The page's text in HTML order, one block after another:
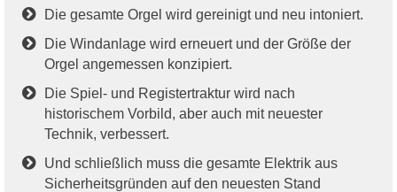
Die gesamte Orgel wird gereinigt und neu intoniert.
Die Windanlage wird erneuert und der Größe der
Orgel angemessen konzipiert.
Die Spiel- und Registertraktur wird nach
historischem Vorbild, aber auch mit neuester
Technik, verbessert.
Und schließlich muss die gesamte Elektrik aus
Sicherheitsgründen auf den neuesten Stand